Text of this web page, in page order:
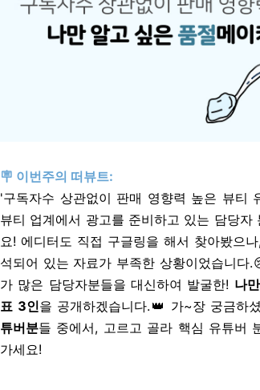
🪧 이번주의 떠뷰트:
'구독자수 상관없이 판매 영향력 높은 뷰티
뷰티 업계에서 광고를 준비하고 있는 담당자
요! 에디터도 직접 구글링을 해서 찾아봤으
석되어 있는 자료가 부족한 상황이었습니다
가 많은 담당자분들을 대신하여 발굴한! 나
표 3인을 공개하겠습니다. 👑 가~장 궁금하
튜버분들 중에서, 고르고 골라 핵심 유튜버
가세요!